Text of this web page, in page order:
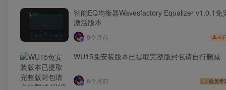
智能EQ均衡器Wavesfactory Equalizer v1.0.1免
激活版本
9个月前 K币
WU15免安装版本已提取完整版封包请自行删减
6个月前 会员专